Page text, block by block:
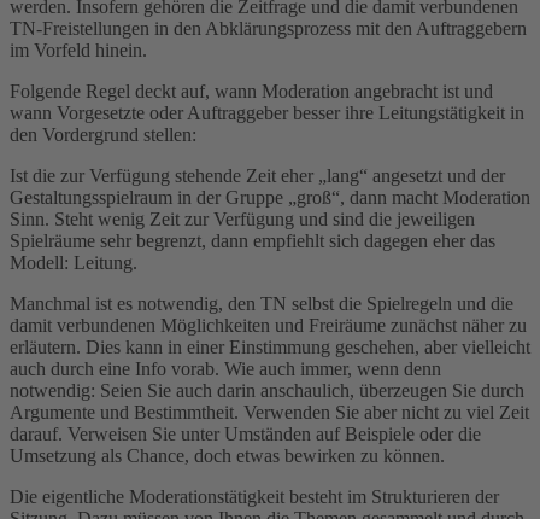
werden. Insofern gehören die Zeitfrage und die damit verbundenen
TN-Freistellungen in den Abklärungsprozess mit den Auftraggebern
im Vorfeld hinein.
Folgende Regel deckt auf, wann Moderation angebracht ist und
wann Vorgesetzte oder Auftraggeber besser ihre Leitungstätigkeit in
den Vordergrund stellen:
Ist die zur Verfügung stehende Zeit eher „lang“ angesetzt und der
Gestaltungsspielraum in der Gruppe „groß“, dann macht Moderation
Sinn. Steht wenig Zeit zur Verfügung und sind die jeweiligen
Spielräume sehr begrenzt, dann empfiehlt sich dagegen eher das
Modell: Leitung.
Manchmal ist es notwendig, den TN selbst die Spielregeln und die
damit verbundenen Möglichkeiten und Freiräume zunächst näher zu
erläutern. Dies kann in einer Einstimmung geschehen, aber vielleicht
auch durch eine Info vorab. Wie auch immer, wenn denn
notwendig: Seien Sie auch darin anschaulich, überzeugen Sie durch
Argumente und Bestimmtheit. Verwenden Sie aber nicht zu viel Zeit
darauf. Verweisen Sie unter Umständen auf Beispiele oder die
Umsetzung als Chance, doch etwas bewirken zu können.
Die eigentliche Moderationstätigkeit besteht im Strukturieren der